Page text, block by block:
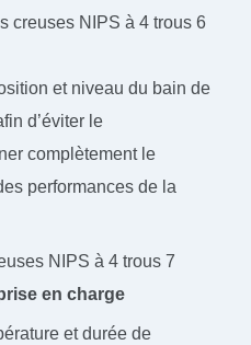
et niveau du bain de
d’éviter le
complètement le
performances de la
en charge
et durée de